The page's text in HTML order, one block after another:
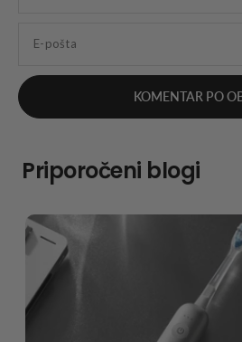
E-pošta
Priporočeni blogi